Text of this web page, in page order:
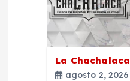
La Chachalaca
agosto 2, 2026